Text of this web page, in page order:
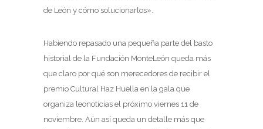
de León y cómo solucionarlos».
Habiendo repasado una pequeña parte del basto
historial de la Fundación MonteLeón queda más
que claro por qué son merecedores de recibir el
premio Cultural Haz Huella en la gala que
organiza leonoticias el próximo viernes 11 de
noviembre. Aún así queda un detalle más que